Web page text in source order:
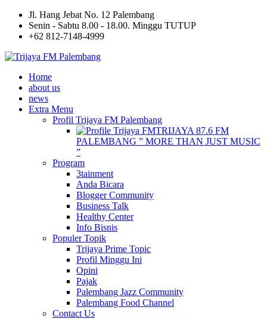
Jl. Hang Jebat No. 12 Palembang
Senin - Sabtu 8.00 - 18.00. Minggu TUTUP
+62 812-7148-4999
Home
about us
news
Extra Menu
Profil Trijaya FM Palembang
TRIJAYA 87.6 FM
PALEMBANG ” MORE THAN JUST MUSIC
”
Program
3tainment
Anda Bicara
Blogger Community
Business Talk
Healthy Center
Info Bisnis
Populer Topik
Trijaya Prime Topic
Profil Minggu Ini
Opini
Pajak
Palembang Jazz Community
Palembang Food Channel
Contact Us